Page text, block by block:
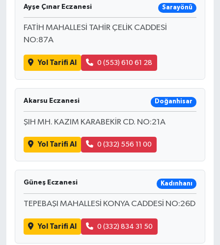
Ayşe Çınar Eczanesi Sarayönü
FATİH MAHALLESİ TAHİR ÇELİK CADDESİ
NO:87A
Yol Tarifi Al 0 (553) 610 61 28
Akarsu Eczanesi Doğanhisar
ŞIH MH. KAZIM KARABEKİR CD. NO:21A
Yol Tarifi Al 0 (332) 556 11 00
Güneş Eczanesi Kadınhanı
TEPEBAŞI MAHALLESİ KONYA CADDESİ NO:26D
Yol Tarifi Al 0 (332) 834 31 50